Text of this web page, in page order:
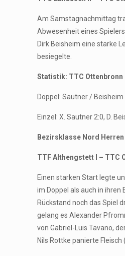
Am Samstagnachmittag
Abwesenheit eines
Dirk Beisheim eine starke
besiegelte.
Statistik: TTC Ottenbronn
Doppel: Sautner /
Einzel: X. Sautner 2:0, D.
Bezirsklasse Nord Herren
TTF Althengstett I – TTC
Einen starken Start legte
im Doppel als auch in
Rückstand noch das Spiel
gelang es Alexander
von Gabriel-Luis Tavano,
Nils Rottke panierte